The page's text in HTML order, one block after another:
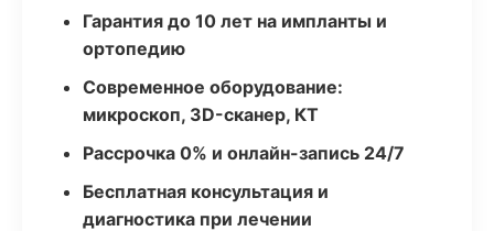
Гарантия до 10 лет на импланты и
ортопедию
Современное оборудование:
микроскоп, 3D-сканер, КТ
Рассрочка 0% и онлайн-запись 24/7
Бесплатная консультация и
диагностика при лечении